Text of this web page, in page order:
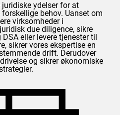
ydelser for at
behov. Uanset om
virksomheder i
due diligence, sikre
DSA eller levere tjenester til
sikrer vores ekspertise en
drift. Derudover
og sikrer økonomiske